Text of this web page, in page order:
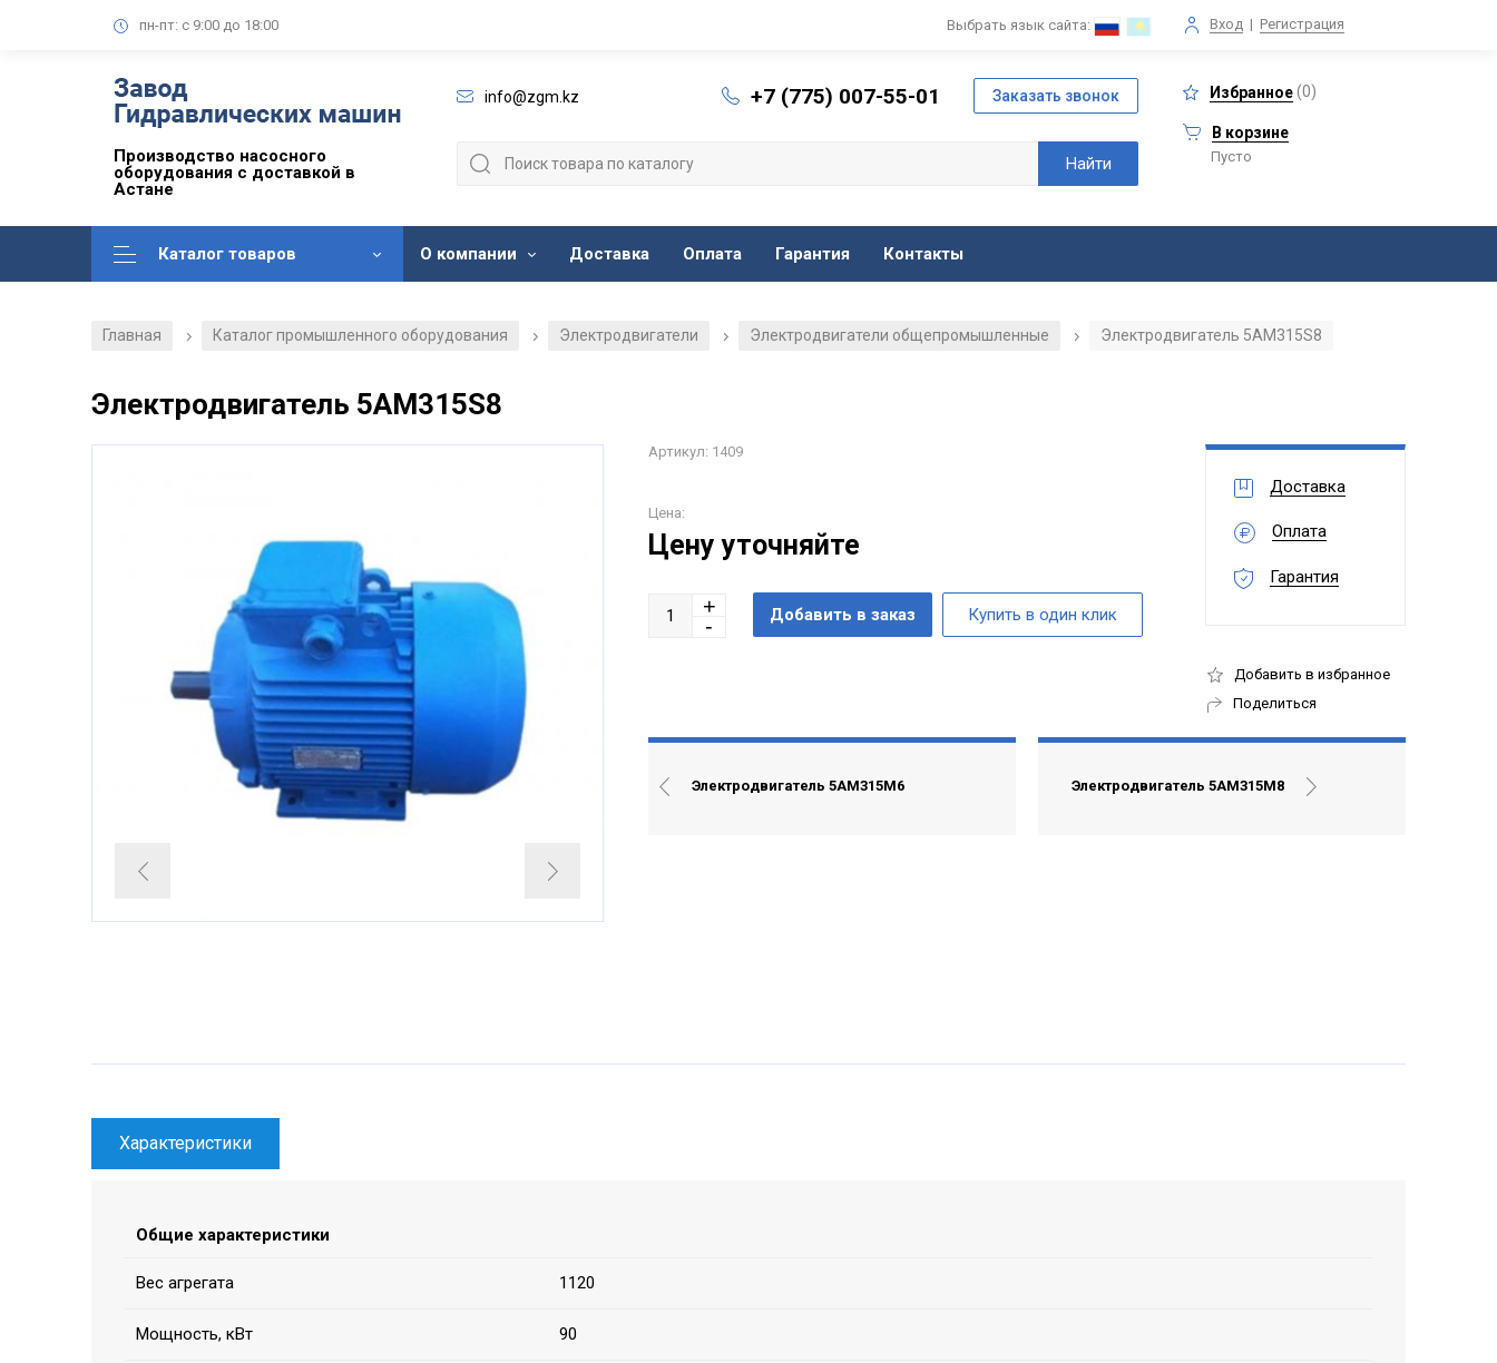
пн-пт: с 9:00 до 18:00 Вход | Регистрация
Выбрать язык сайта:
Производство насосного
оборудования с доставкой в
Астане
info@zgm.kz +7 (775) 007-55-01 Избранное(0)
В корзине
Пусто
Каталог товаров О компании Доставка Оплата Гарантия Контакты
Главная / Каталог промышленного оборудования / Электродвигатели / Электродвигатели общепромышленные / Электродвигатель 5АМ315S8
Электродвигатель 5АМ315S8
Артикул: 1409
Цена:
Цену уточняйте
Доставка
Оплата
Гарантия
Добавить в избранное
Поделиться
Электродвигатель 5АМ315М6 Электродвигатель 5АМ315М8
Характеристики
Общие характеристики
Вес агрегата 1120
Мощность, кВт 90